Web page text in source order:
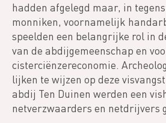
hadden afgelegd maar, in
monniken, voornamelijk
speelden een belangrijke rol in
van de abdijgemeenschap en
cisterciënzereconomie.
lijken te wijzen op deze
abdij Ten Duinen werden een
netverzwaarders en netdrijvers